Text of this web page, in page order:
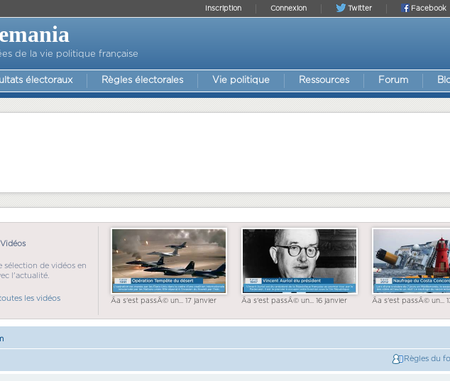
Facebook
Twitter
Connexion
Inscription
de la vie politique française
électoraux Règles électorales Vie politique Ressources Forum
Vidéos
sélection de vidéos en
l'actualité.
les vidéos Ãa s'est passÃ© un... 17 janvier Ãa s'est passÃ© un... 16 janvier Ãa s'est passÃ© un...
Règles du